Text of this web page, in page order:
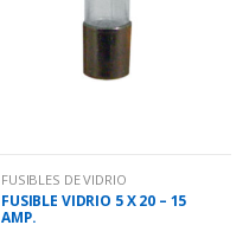
FUSIBLES DE VIDRIO
FUSIBLE VIDRIO 5 X 20 – 15
AMP.